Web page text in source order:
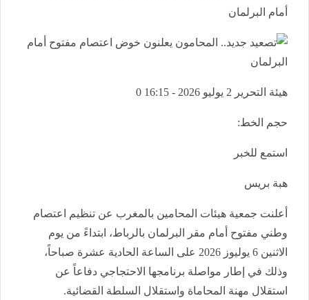
أمام البرلمان
هيئة التحرير 2 يوليو 2026 - 16:15 0
حجم الخط:
استمع للخبر
هبة بريس
أعلنت جمعية هيئات المحامين بالمغرب عن تنظيم اعتصام
وطني مفتوح أمام مقر البرلمان بالرباط، ابتداءً من يوم
الاثنين 6 يوليوز 2026 على الساعة الحادية عشرة صباحاً،
وذلك في إطار مواصلة برنامجها الاحتجاجي دفاعاً عن
استقلال مهنة المحاماة واستقلال السلطة القضائية.